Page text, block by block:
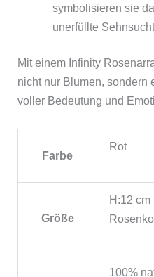
symbolisieren sie
unerfüllte Sehnsucht
Mit einem Infinity
nicht nur Blumen, sondern
voller Bedeutung und
Farbe
Rot
Größe
H:12
‎100%